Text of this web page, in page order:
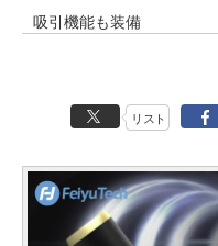
吸引機能も装備
リスト